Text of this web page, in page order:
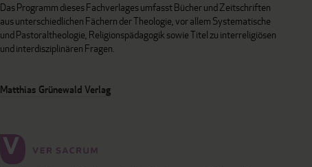
Das Programm dieses Fachverlages umfasst Bücher und Zeitschriften
aus unterschiedlichen Fächern der Theologie, vor allem Systematische
und Pastoraltheologie, Religionspädagogik sowie Titel zu interreligiösen
und interdisziplinären Fragen.
Matthias Grünewald Verlag